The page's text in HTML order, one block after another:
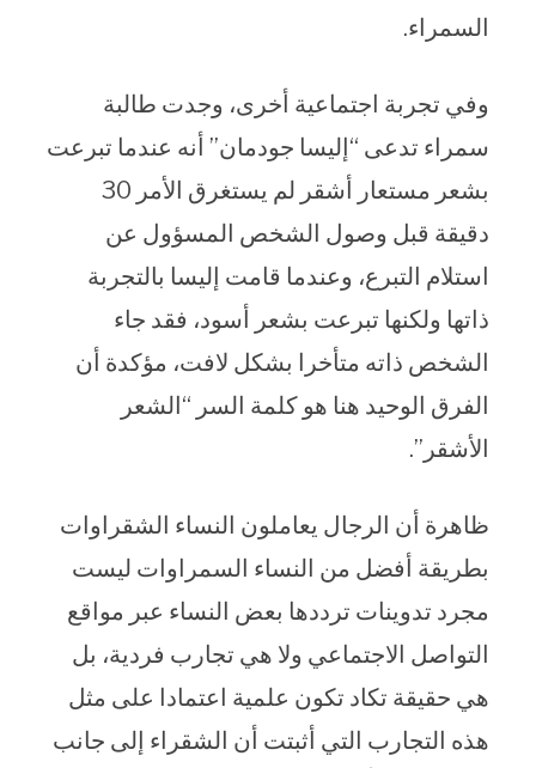
السمراء.
وفي تجربة اجتماعية أخرى، وجدت طالبة
سمراء تدعى “إليسا جودمان” أنه عندما تبرعت
بشعر مستعار أشقر لم يستغرق الأمر 30
دقيقة قبل وصول الشخص المسؤول عن
استلام التبرع، وعندما قامت إليسا بالتجربة
ذاتها ولكنها تبرعت بشعر أسود، فقد جاء
الشخص ذاته متأخرا بشكل لافت، مؤكدة أن
الفرق الوحيد هنا هو كلمة السر “الشعر
الأشقر”.
ظاهرة أن الرجال يعاملون النساء الشقراوات
بطريقة أفضل من النساء السمراوات ليست
مجرد تدوينات ترددها بعض النساء عبر مواقع
التواصل الاجتماعي ولا هي تجارب فردية، بل
هي حقيقة تكاد تكون علمية اعتمادا على مثل
هذه التجارب التي أثبتت أن الشقراء إلى جانب